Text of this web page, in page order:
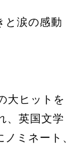
と涙の感動
大ヒットを
、英国文学
ミネート、